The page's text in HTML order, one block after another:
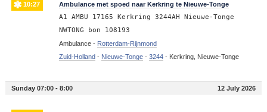
10:27 Ambulance met spoed naar Kerkring te Nieuwe-Tonge
A1 AMBU 17165 Kerkring 3244AH Nieuwe-Tonge
NWTONG bon 108193
Ambulance - Rotterdam-Rijnmond
Zuid-Holland- Nieuwe-Tonge- 3244- Kerkring, Nieuwe-Tonge
Sunday 07:00 - 8:00 12 July 2026